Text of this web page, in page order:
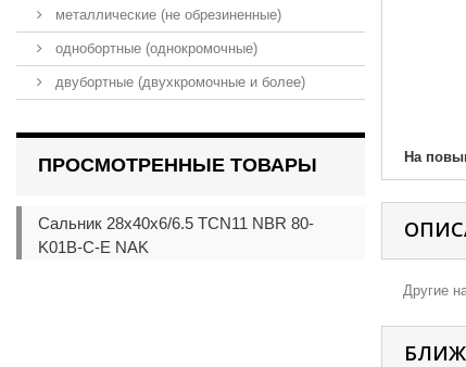
металлические (не обрезиненные)
однобортные (однокромочные)
двубортные (двухкромочные и более)
ПРОСМОТРЕННЫЕ ТОВАРЫ
Сальник 28x40x6/6.5 TCN11 NBR 80-
K01B-C-E NAK
На
Другие